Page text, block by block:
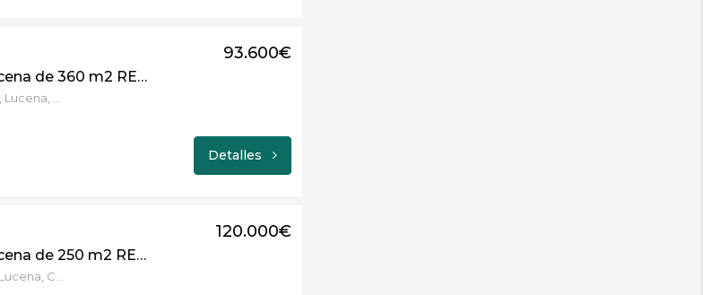
Terreno en venta en Lucena de 360 m2 REF:HWV-CAN0000104568
93.600€
Detalles
Terreno en venta en Lucena de 250 m2 REF:1478
120.000€